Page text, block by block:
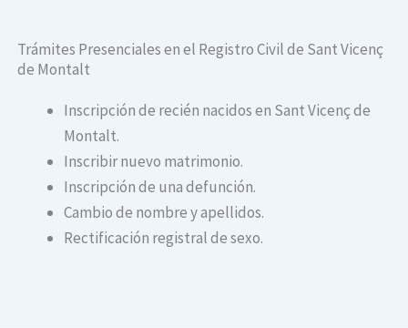
Trámites Presenciales en el Registro Civil de Sant Vicenç
de Montalt
Inscripción de recién nacidos en Sant Vicenç de
Montalt.
Inscribir nuevo matrimonio.
Inscripción de una defunción.
Cambio de nombre y apellidos.
Rectificación registral de sexo.